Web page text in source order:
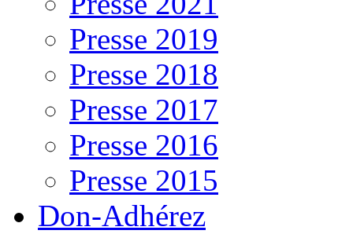
Presse 2019
Presse 2018
Presse 2017
Presse 2016
Presse 2015
Don-Adhérez